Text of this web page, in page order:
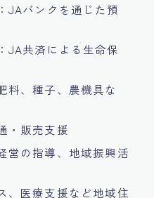
：JAバンクを通じた預
：JA共済による生命保
料、種子、農機具な
・販売支援
営の指導、地域振興活
、医療支援など地域住